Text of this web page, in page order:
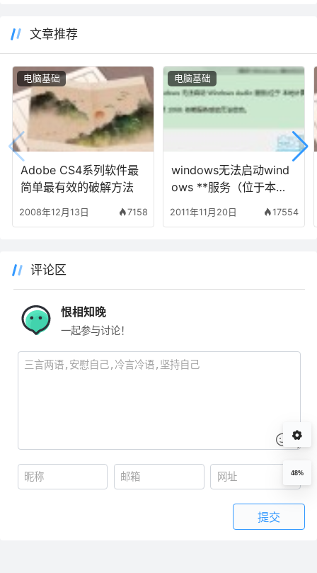
文章推荐
Adobe CS4系列软件最
简单最有效的破解方法
2008年12月13日 7158
电脑基础
windows无法启动wind
ows **服务（位于本地
依赖服务或组无法启动
2011年11月20日 17554
电脑基础
评论区
恨相知晚
一起参与讨论！
提交
48%